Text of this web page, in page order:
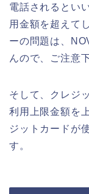
電話されるとい
用金額を超えて
ーの問題は、
んので、ご注意
そして、クレジ
利用上限金額を
ジットカードが
す。